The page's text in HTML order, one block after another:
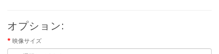
オプション:
映像サイズ